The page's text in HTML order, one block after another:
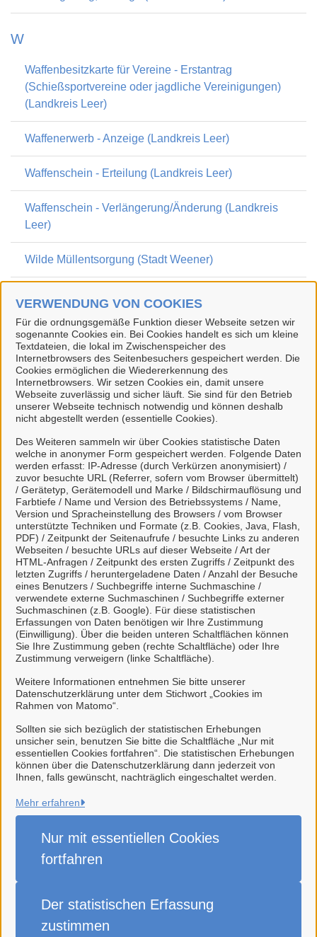
VERWENDUNG VON COOKIES
Für die ordnungsgemäße Funktion dieser Webseite setzen wir
sogenannte Cookies ein. Bei Cookies handelt es sich um kleine
Textdateien, die lokal im Zwischenspeicher des
Internetbrowsers des Seitenbesuchers gespeichert werden. Die
Cookies ermöglichen die Wiedererkennung des
Internetbrowsers. Wir setzen Cookies ein, damit unsere
Webseite zuverlässig und sicher läuft. Sie sind für den Betrieb
unserer Webseite technisch notwendig und können deshalb
nicht abgestellt werden (essentielle Cookies).
Des Weiteren sammeln wir über Cookies statistische Daten
welche in anonymer Form gespeichert werden. Folgende Daten
werden erfasst: IP-Adresse (durch Verkürzen anonymisiert) /
zuvor besuchte URL (Referrer, sofern vom Browser übermittelt)
/ Gerätetyp, Gerätemodell und Marke / Bildschirmauflösung und
Farbtiefe / Name und Version des Betriebssystems / Name,
Version und Spracheinstellung des Browsers / vom Browser
unterstützte Techniken und Formate (z.B. Cookies, Java, Flash,
PDF) / Zeitpunkt der Seitenaufrufe / besuchte Links zu anderen
Webseiten / besuchte URLs auf dieser Webseite / Art der
HTML-Anfragen / Zeitpunkt des ersten Zugriffs / Zeitpunkt des
letzten Zugriffs / heruntergeladene Daten / Anzahl der Besuche
eines Benutzers / Suchbegriffe interne Suchmaschine /
verwendete externe Suchmaschinen / Suchbegriffe externer
Suchmaschinen (z.B. Google). Für diese statistischen
Erfassungen von Daten benötigen wir Ihre Zustimmung
(Einwilligung). Über die beiden unteren Schaltflächen können
Sie Ihre Zustimmung geben (rechte Schaltfläche) oder Ihre
Zustimmung verweigern (linke Schaltfläche).
Weitere Informationen entnehmen Sie bitte unserer
Datenschutzerklärung unter dem Stichwort „Cookies im
Rahmen von Matomo“.
Sollten sie sich bezüglich der statistischen Erhebungen
unsicher sein, benutzen Sie bitte die Schaltfläche „Nur mit
essentiellen Cookies fortfahren“. Die statistischen Erhebungen
können über die Datenschutzerklärung dann jederzeit von
Ihnen, falls gewünscht, nachträglich eingeschaltet werden.
Mehr erfahren
Nur mit essentiellen Cookies
fortfahren
Der statistischen Erfassung
zustimmen
W
Waffenbesitzkarte für Vereine - Erstantrag
(Schießsportvereine oder jagdliche Vereinigungen)
(Landkreis Leer)
Waffenerwerb - Anzeige (Landkreis Leer)
Waffenschein - Erteilung (Landkreis Leer)
Waffenschein - Verlängerung/Änderung (Landkreis
Leer)
Wilde Müllentsorgung (Stadt Weener)
Wohngeld, Erhöhungsantrag (Landkreis Leer)
Wohngeld, Erstantrag (Landkreis Leer)
Wohngeld, Weiterleistungsantrag (Landkreis Leer)
(Landkreis Leer)
Z
Zucht, Haltung und Handel mit Hunden (Landkreis
Leer)
Zulassung als Transportunternehmen gemäß EU-
Tierschutztransportverordnung, Antrag (Landkreis
Leer)
Zulassung von Straßentransportmitteln für
Beförderungen von Tieren, Antrag (Landkreis Leer)
Zuverlässigkeit von Gewerbetreibenden bei
überwachungsbedürftigen Gewerbezweigen,
Überprüfung (Landkreis Leer)
Stadt Weener (Ems)
Alle Rechte vorbehalten
Datenschutzerklärung